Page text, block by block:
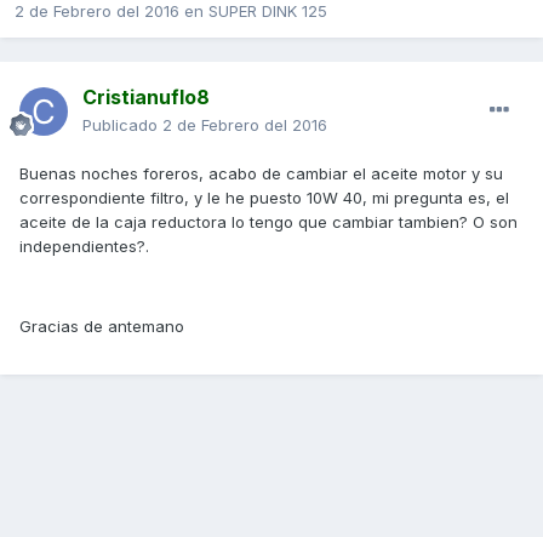
2 de Febrero del 2016 en SUPER DINK 125
Cristianuflo8
Publicado 2 de Febrero del 2016
Buenas noches foreros, acabo de cambiar el aceite motor y su
correspondiente filtro, y le he puesto 10W 40, mi pregunta es, el
aceite de la caja reductora lo tengo que cambiar tambien? O son
independientes?.
Gracias de antemano